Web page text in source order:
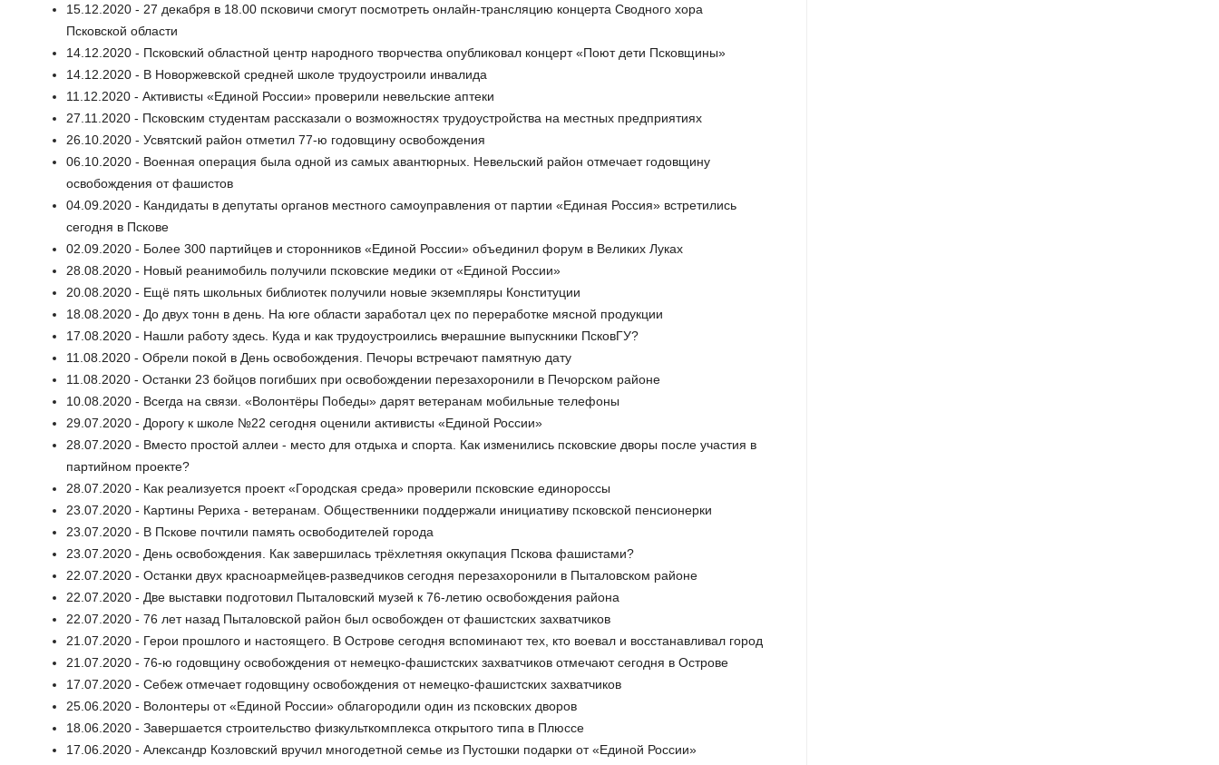
15.12.2020 - 27 декабря в 18.00 псковичи смогут посмотреть онлайн-трансляцию концерта Сводного хора
Псковской области
14.12.2020 - Псковский областной центр народного творчества опубликовал концерт «Поют дети Псковщины»
14.12.2020 - В Новоржевской средней школе трудоустроили инвалида
11.12.2020 - Активисты «Единой России» проверили невельские аптеки
27.11.2020 - Псковским студентам рассказали о возможностях трудоустройства на местных предприятиях
26.10.2020 - Усвятский район отметил 77-ю годовщину освобождения
06.10.2020 - Военная операция была одной из самых авантюрных. Невельский район отмечает годовщину
освобождения от фашистов
04.09.2020 - Кандидаты в депутаты органов местного самоуправления от партии «Единая Россия» встретились
сегодня в Пскове
02.09.2020 - Более 300 партийцев и сторонников «Единой России» объединил форум в Великих Луках
28.08.2020 - Новый реанимобиль получили псковские медики от «Единой России»
20.08.2020 - Ещё пять школьных библиотек получили новые экземпляры Конституции
18.08.2020 - До двух тонн в день. На юге области заработал цех по переработке мясной продукции
17.08.2020 - Нашли работу здесь. Куда и как трудоустроились вчерашние выпускники ПсковГУ?
11.08.2020 - Обрели покой в День освобождения. Печоры встречают памятную дату
11.08.2020 - Останки 23 бойцов погибших при освобождении перезахоронили в Печорском районе
10.08.2020 - Всегда на связи. «Волонтёры Победы» дарят ветеранам мобильные телефоны
29.07.2020 - Дорогу к школе №22 сегодня оценили активисты «Единой России»
28.07.2020 - Вместо простой аллеи - место для отдыха и спорта. Как изменились псковские дворы после участия в
партийном проекте?
28.07.2020 - Как реализуется проект «Городская среда» проверили псковские единороссы
23.07.2020 - Картины Рериха - ветеранам. Общественники поддержали инициативу псковской пенсионерки
23.07.2020 - В Пскове почтили память освободителей города
23.07.2020 - День освобождения. Как завершилась трёхлетняя оккупация Пскова фашистами?
22.07.2020 - Останки двух красноармейцев-разведчиков сегодня перезахоронили в Пыталовском районе
22.07.2020 - Две выставки подготовил Пыталовский музей к 76-летию освобождения района
22.07.2020 - 76 лет назад Пыталовской район был освобожден от фашистских захватчиков
21.07.2020 - Герои прошлого и настоящего. В Острове сегодня вспоминают тех, кто воевал и восстанавливал город
21.07.2020 - 76-ю годовщину освобождения от немецко-фашистских захватчиков отмечают сегодня в Острове
17.07.2020 - Себеж отмечает годовщину освобождения от немецко-фашистских захватчиков
25.06.2020 - Волонтеры от «Единой России» облагородили один из псковских дворов
18.06.2020 - Завершается строительство физкульткомплекса открытого типа в Плюссе
17.06.2020 - Александр Козловский вручил многодетной семье из Пустошки подарки от «Единой России»